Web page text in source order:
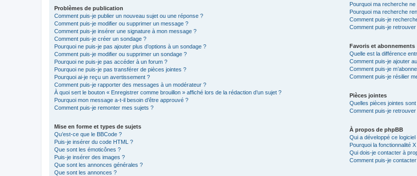
Problèmes de publication
Comment puis-je publier un nouveau sujet ou une réponse ?
Comment puis-je modifier ou supprimer un message ?
Comment puis-je insérer une signature à mon message ?
Comment puis-je créer un sondage ?
Pourquoi ne puis-je pas ajouter plus d’options à un sondage ?
Comment puis-je modifier ou supprimer un sondage ?
Pourquoi ne puis-je pas accéder à un forum ?
Pourquoi ne puis-je pas transférer de pièces jointes ?
Pourquoi ai-je reçu un avertissement ?
Comment puis-je rapporter des messages à un modérateur ?
À quoi sert le bouton « Enregistrer comme brouillon » affiché lors de la rédaction d’un sujet ?
Pourquoi mon message a-t-il besoin d’être approuvé ?
Comment puis-je remonter mes sujets ?
Mise en forme et types de sujets
Qu’est-ce que le BBCode ?
Puis-je insérer du code HTML ?
Que sont les émoticônes ?
Puis-je insérer des images ?
Que sont les annonces générales ?
Que sont les annonces ?
Pourquoi ma recherche
Pourquoi ma recherche
Comment puis-je
Comment puis-je
Favoris et abonnements
Quelle est la différence
Comment puis-je ajouter
Comment puis-je
Comment puis-je résilier
Pièces jointes
Quelles pièces jointes
Comment puis-je
À propos de phpBB
Qui a développé ce
Pourquoi la fonctionnalité
Qui dois-je contacter à
Comment puis-je